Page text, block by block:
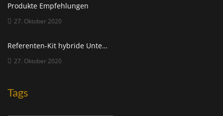
Produkte Empfehlungen
27. Oktober 2020
Referenten-Kit hybride Unterrichtsgestaltung
27. Oktober 2020
Tags